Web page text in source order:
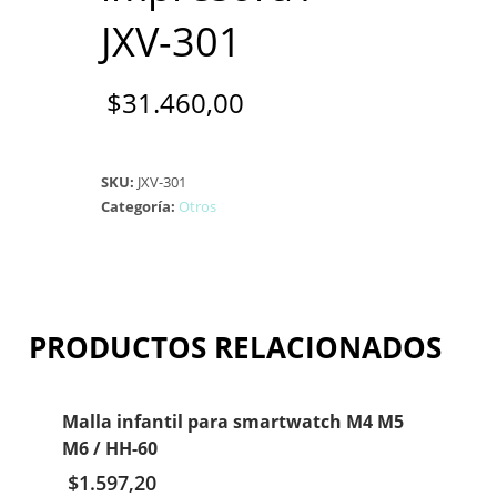
JXV-301
$31.460,00
SKU: JXV-301
Categoría: Otros
PRODUCTOS RELACIONADOS
Malla infantil para smartwatch M4 M5
M6 / HH-60
$1.597,20